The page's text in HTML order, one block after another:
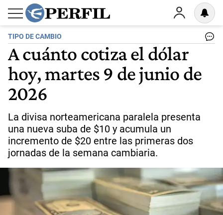
TIPO DE CAMBIO
A cuánto cotiza el dólar
hoy, martes 9 de junio de
2026
La divisa norteamericana paralela presenta
una nueva suba de $10 y acumula un
incremento de $20 entre las primeras dos
jornadas de la semana cambiaria.